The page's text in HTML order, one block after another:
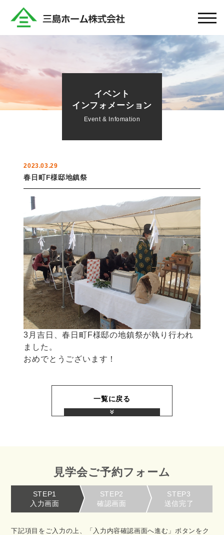
イベント
インフォメーション
Event & Infomation
2023.03.29
春日町F様邸地鎮祭
3月吉日、春日町F様邸の地鎮祭が執り行われ
ました。
おめでとうございます！
一覧に戻る
見学会ご予約フォーム
STEP1
入力画面
STEP2
確認画面
STEP3
送信完了
下記項目をご入力の上、「入力内容確認画面へ進む」ボタンをク